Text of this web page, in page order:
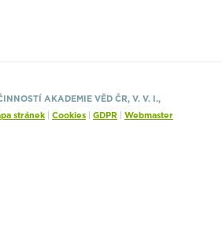
AKADEMIE VĚD ČR, V. V. I.,
stránek Cookies GDPR Webmaster